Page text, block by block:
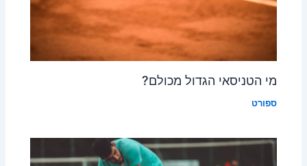
מי הטניסאי הגדול מכולם?
ספורט